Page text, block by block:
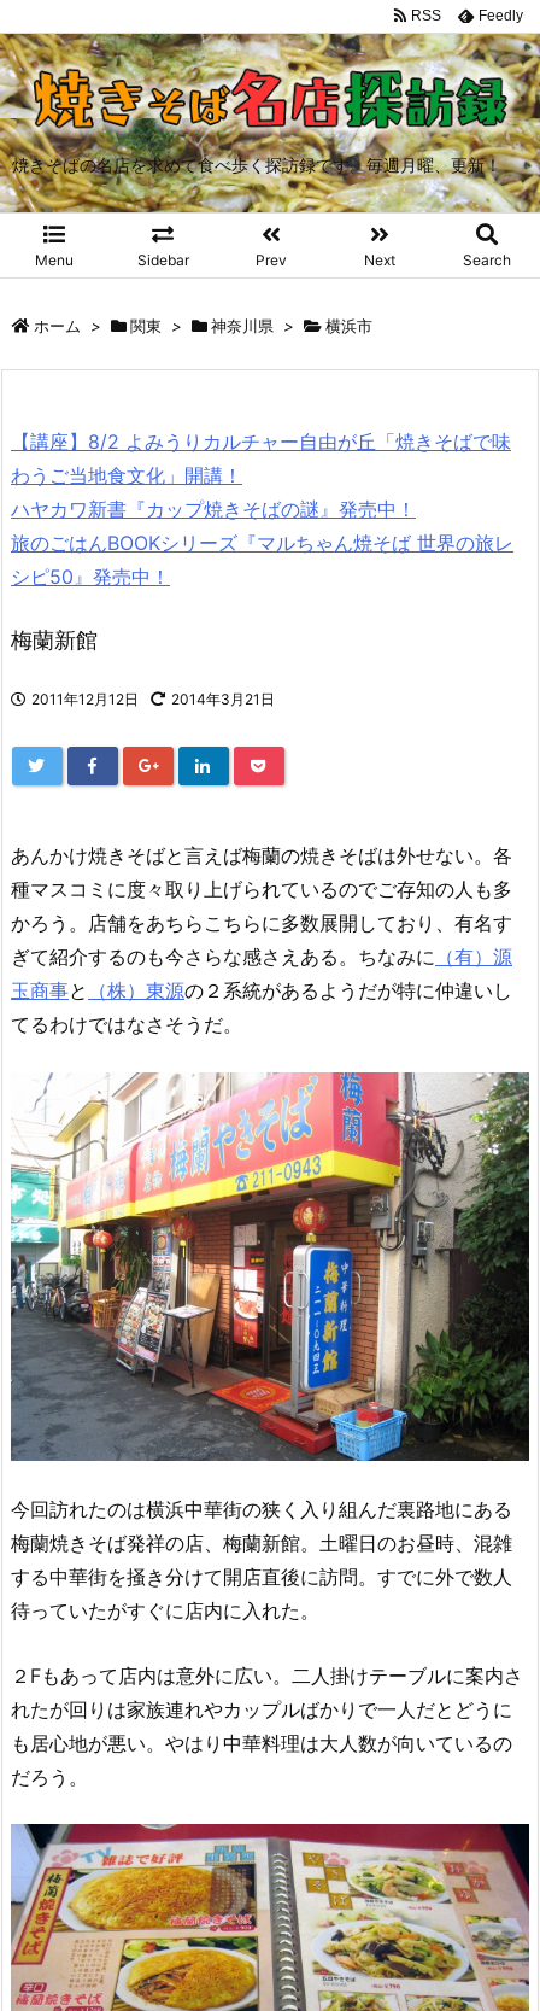
焼きそばの名店を求めて食べ歩く探訪録です。毎週月曜、更新！
Menu Sidebar Prev Next Search
RSS Feedly
ホーム > 関東 > 神奈川県 > 横浜市
【講座】8/2 よみうりカルチャー自由が丘「焼きそばで味
わうご当地食文化」開講！
ハヤカワ新書『カップ焼きそばの謎』発売中！
旅のごはんBOOKシリーズ『マルちゃん焼そば 世界の旅レ
シピ50』発売中！
梅蘭新館
2011年12月12日 2014年3月21日
あんかけ焼きそばと言えば梅蘭の焼きそばは外せない。各
種マスコミに度々取り上げられているのでご存知の人も多
かろう。店舗をあちらこちらに多数展開しており、有名す
ぎて紹介するのも今さらな感さえある。ちなみに （有）源
玉商事と （株）東源の２系統があるようだが特に仲違いし
てるわけではなさそうだ。
今回訪れたのは横浜中華街の狭く入り組んだ裏路地にある
梅蘭焼きそば発祥の店、梅蘭新館。土曜日のお昼時、混雑
する中華街を掻き分けて開店直後に訪問。すでに外で数人
待っていたがすぐに店内に入れた。
２Fもあって店内は意外に広い。二人掛けテーブルに案内さ
れたが回りは家族連れやカップルばかりで一人だとどうに
も居心地が悪い。やはり中華料理は大人数が向いているの
だろう。